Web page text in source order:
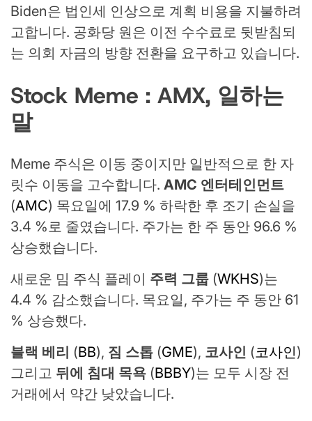
Biden은 법인세 인상으로 계획 비용을 지불하려
고합니다. 공화당 원은 이전 수수료로 뒷받침되
는 의회 자금의 방향 전환을 요구하고 있습니다.
Stock Meme : AMX, 일하는
말
Meme 주식은 이동 중이지만 일반적으로 한 자
릿수 이동을 고수합니다. AMC 엔터테인먼트
(AMC) 목요일에 17.9 % 하락한 후 조기 손실을
3.4 %로 줄였습니다. 주가는 한 주 동안 96.6 %
상승했습니다.
새로운 밈 주식 플레이 주력 그룹 (WKHS)는
4.4 % 감소했습니다. 목요일, 주가는 주 동안 61
% 상승했다.
블랙 베리 (BB), 짐 스톱 (GME), 코사인 (코사인)
그리고 뒤에 침대 목욕 (BBBY)는 모두 시장 전
거래에서 약간 낮았습니다.